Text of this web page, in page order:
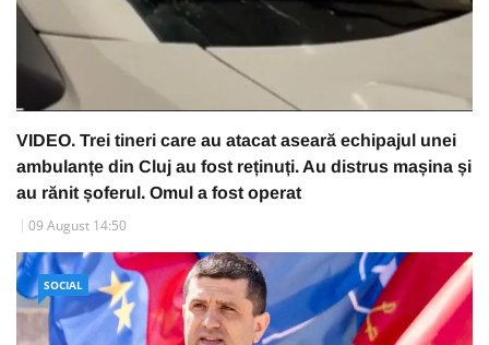
VIDEO. Trei tineri care au atacat aseară echipajul unei
ambulanțe din Cluj au fost reținuți. Au distrus mașina și
au rănit șoferul. Omul a fost operat
09 August 14:50
SOCIAL